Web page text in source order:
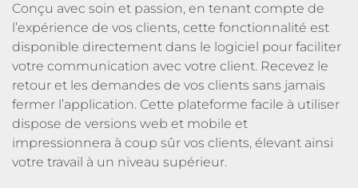
Conçu avec soin et passion, en tenant compte de
l’expérience de vos clients, cette fonctionnalité est
disponible directement dans le logiciel pour faciliter
votre communication avec votre client. Recevez le
retour et les demandes de vos clients sans jamais
fermer l’application. Cette plateforme facile à utiliser
dispose de versions web et mobile et
impressionnera à coup sûr vos clients, élevant ainsi
votre travail à un niveau supérieur.